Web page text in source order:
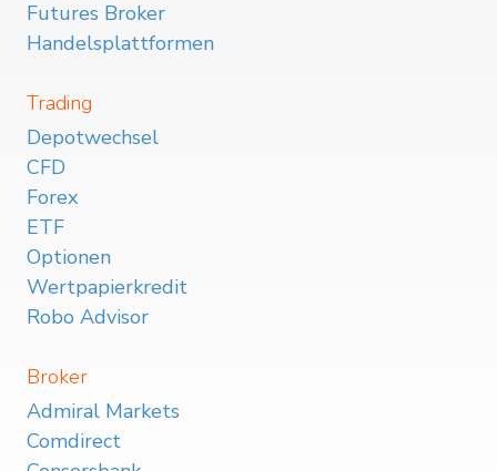
Futures Broker
Handelsplattformen
Trading
Depotwechsel
CFD
Forex
ETF
Optionen
Wertpapierkredit
Robo Advisor
Broker
Admiral Markets
Comdirect